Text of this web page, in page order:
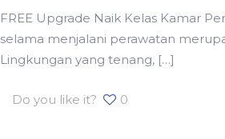
FREE Upgrade Naik Kelas Kamar
selama menjalani perawatan
Lingkungan yang tenang,[…]
Do you like it? 0